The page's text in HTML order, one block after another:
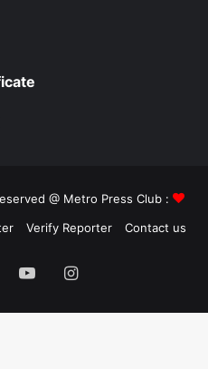
@ Metro Press Club :
Verify Reporter Contact us
YouTubeInstagram